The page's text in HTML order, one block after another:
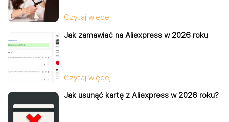
Czytaj więcej
Jak zamawiać na Aliexpress w 2026 roku
Czytaj więcej
Jak usunąć kartę z Aliexpress w 2026 roku?